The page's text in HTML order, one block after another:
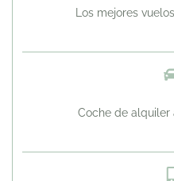
Los mejores
Coche de alquiler